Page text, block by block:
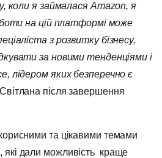
коли я займалася Amazon, я
на цій платформі може
з розвитку бізнесу,
за новими тенденціями і
лідером яких безперечно є
після завершення
та цікавими темами
, які дали можливість краще